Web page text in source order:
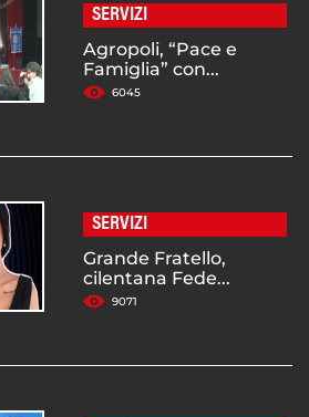
SERVIZI
Agropoli, “Pace e
Famiglia” con...
6045
SERVIZI
Grande Fratello,
cilentana Fede...
9071